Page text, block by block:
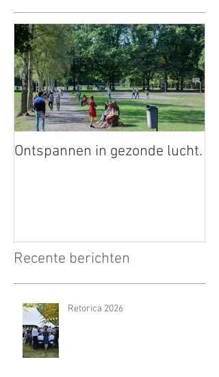
Ontspannen in gezonde lucht.
Recente berichten
Retorica 2026